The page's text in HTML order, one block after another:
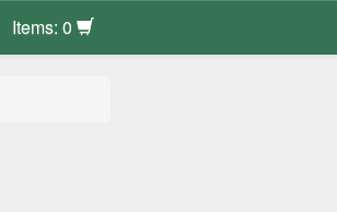
Items: 0